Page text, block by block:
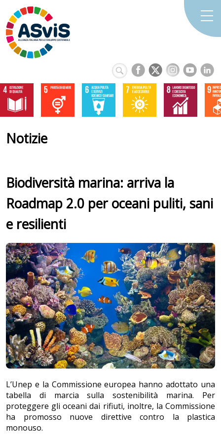
Notizie
Biodiversità marina: arriva la
Roadmap 2.0 per oceani puliti, sani
e resilienti
L’Unep e la Commissione europea hanno adottato una
tabella di marcia sulla sostenibilità marina. Per
proteggere gli oceani dai rifiuti, inoltre, la Commissione
ha promosso nuove direttive contro la plastica
monouso.